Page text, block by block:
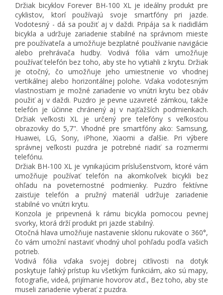
Držiak bicyklov Forever BH-100 XL je ideálny produkt pre
cyklistov, ktorí používajú svoje smartfóny pri jazde.
Vodotesný - dá sa použiť aj v daždi. Pripája sa k riadidlám
bicykla a udržuje zariadenie stabilné na správnom mieste
pre používateľa a umožňuje bezplatné používanie navigácie
alebo prehrávača hudby. Vodivá fólia vám umožňuje
používať telefón bez toho, aby ste ho vytiahli z krytu. Držiak
je otočný, čo umožňuje jeho umiestnenie vo vhodnej
vertikálnej alebo horizontálnej polohe. Vďaka vodotesným
vlastnostiam je možné zariadenie vo vnútri krytu bez obáv
použiť aj v daždi. Puzdro je pevne uzavreté zámkou, takže
telefón je účinne chránený aj v najťažších podmienkach.
Držiak veľkosti XL je určený pre telefóny s veľkosťou
obrazovky do 5,7". Vhodné pre smartfóny ako: Samsung,
Huawei, LG, Sony, iPhone, Xiaomi a ďalšie. Pri výbere
správnej veľkosti puzdra je potrebné riadiť sa rozmermi
telefónu.
Držiak BH-100 XL je vynikajúcim príslušenstvom, ktoré vám
umožňuje používať telefón na akomkoľvek bicykli bez
ohľadu na poveternostné podmienky. Puzdro fektívne
zaisťuje telefón a pružný materiál udržuje zariadenie
stabilné vo vnútri krytu.
Konzola je pripevnená k rámu bicykla pomocou pevnej
svorky, ktorá drží produkt pri jazde stabilný.
Otočná hlava umožňuje nastavenie sklonu rukoväte o 360°,
čo vám umožní nastaviť vhodný uhol pohľadu podľa vašich
potrieb.
Vodivá fólia vďaka svojej dobrej citlivosti na dotyk
poskytuje ľahký prístup ku všetkým funkciám, ako sú mapy,
fotografie, videá, prijímanie hovorov atď., Bez toho, aby ste
museli zariadenie vyberať z puzdra.